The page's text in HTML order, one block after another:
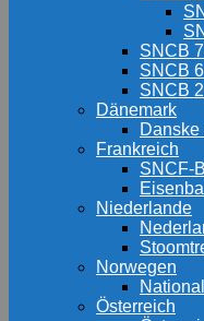
SNCB
SNCB
SNCB
Dänemark
Frankreich
SNCF-
Niederlande
Norwegen
Österreich